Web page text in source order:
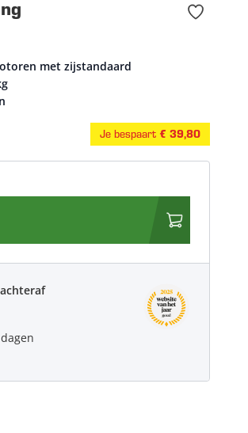
met zijstandaard
Je bespaart € 39,80